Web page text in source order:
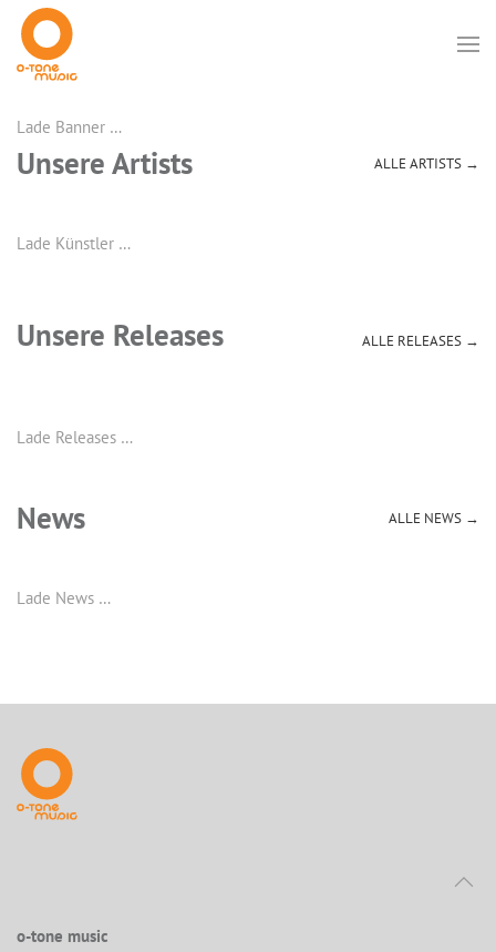
Lade Banner …
Unsere Artists ALLE ARTISTS →
Lade Künstler …
Unsere Releases ALLE RELEASES →
Lade Releases …
News ALLE NEWS →
Lade News …
o-tone music